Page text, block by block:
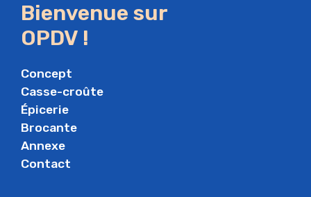
Bienvenue sur
OPDV !
Concept
Casse-croûte
Épicerie
Brocante
Annexe
Contact